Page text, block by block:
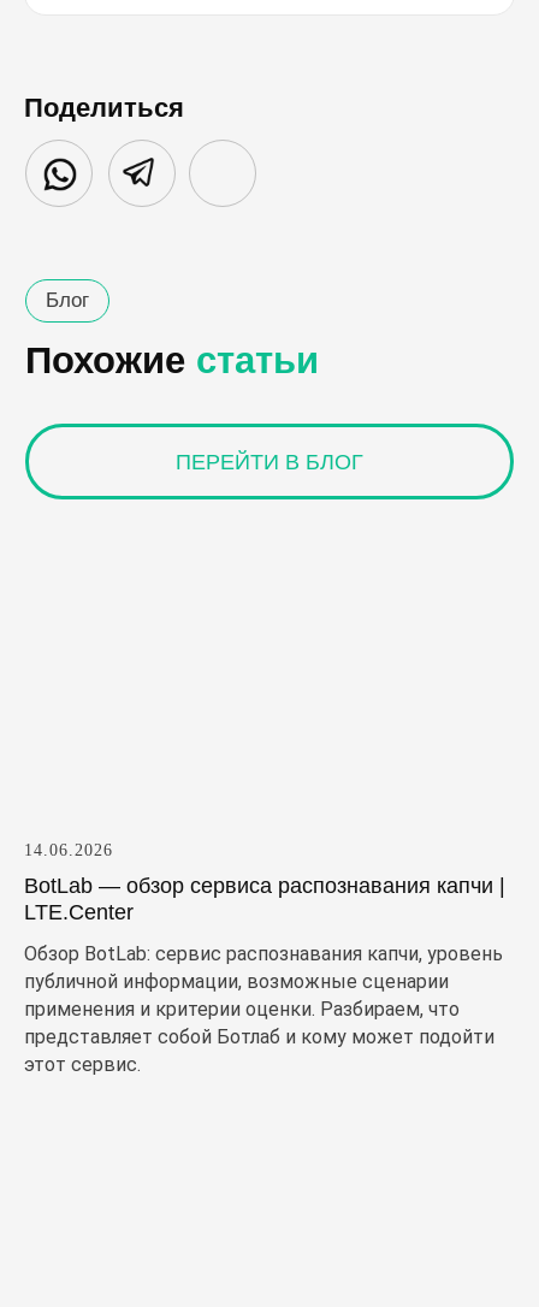
Поделиться
14.06.2026
BotLab — обзор сервиса распознавания капчи |
LTE.Center
Обзор BotLab: сервис распознавания капчи, уровень
публичной информации, возможные сценарии
применения и критерии оценки. Разбираем, что
представляет собой Ботлаб и кому может подойти
этот сервис.